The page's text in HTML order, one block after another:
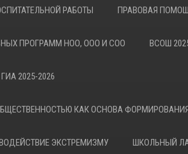
РАБОТЫ ПРАВОВАЯ
ПРОГРАММ НОО, ООО И СОО ВСОШ
ГИА 2025-2026
КАК ОСНОВА
ЭКСТРЕМИЗМУ ШКОЛЬНЫЙ